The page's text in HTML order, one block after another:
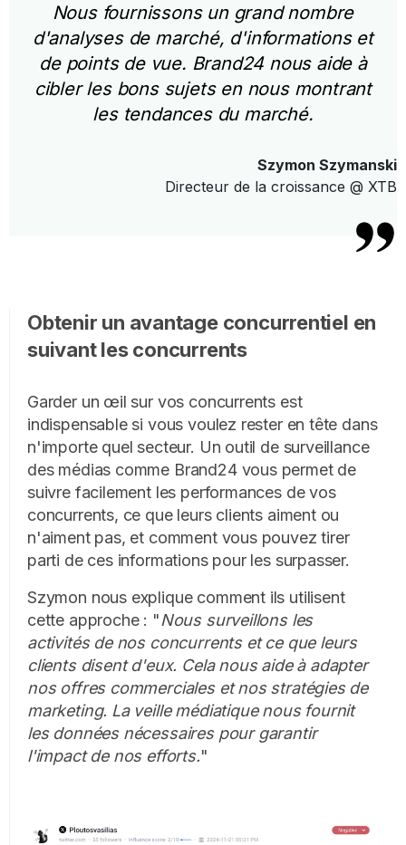
Nous fournissons un grand nombre
d'analyses de marché, d'informations et
de points de vue. Brand24 nous aide à
cibler les bons sujets en nous montrant
les tendances du marché.
Szymon Szymanski
Directeur de la croissance @ XTB
Obtenir un avantage concurrentiel en
suivant les concurrents
Garder un œil sur vos concurrents est
indispensable si vous voulez rester en tête dans
n'importe quel secteur. Un outil de surveillance
des médias comme Brand24 vous permet de
suivre facilement les performances de vos
concurrents, ce que leurs clients aiment ou
n'aiment pas, et comment vous pouvez tirer
parti de ces informations pour les surpasser.
Szymon nous explique comment ils utilisent
cette approche : "Nous surveillons les
activités de nos concurrents et ce que leurs
clients disent d'eux. Cela nous aide à adapter
nos offres commerciales et nos stratégies de
marketing. La veille médiatique nous fournit
les données nécessaires pour garantir
l'impact de nos efforts."